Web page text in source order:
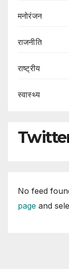
मनोरंजन
राजनीति
राष्ट्रीय
स्वास्थ्य
No feed
page and